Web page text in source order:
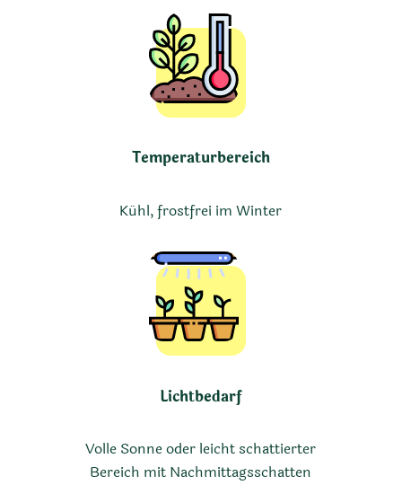
Temperaturbereich
Kühl, frostfrei im Winter
Lichtbedarf
Volle Sonne oder leicht schattierter
Bereich mit Nachmittagsschatten